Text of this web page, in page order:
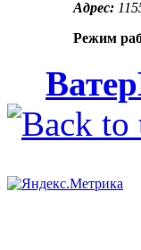
Адрес:
Режим